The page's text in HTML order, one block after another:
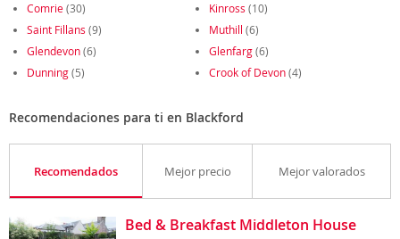
Comrie(30) Kinross (10)
Saint Fillans (9) Muthill (6)
Glendevon(6) Glenfarg(6)
Dunning(5) Crook of Devon(4)
Recomendaciones para ti en Blackford
Recomendados Mejor precio Mejor valorados
Bed & Breakfast Middleton House